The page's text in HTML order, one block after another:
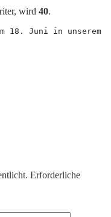
wird 40.
Erforderliche